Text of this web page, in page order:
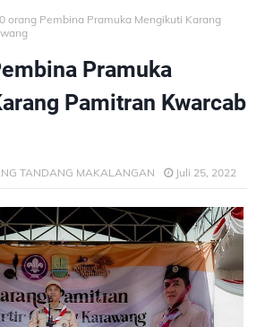
orang Pembina Pramuka Mengikuti Karang
Pramuka
Pamitran Kwarcab
TANDANG MAKALANGAN Juli 25, 2022